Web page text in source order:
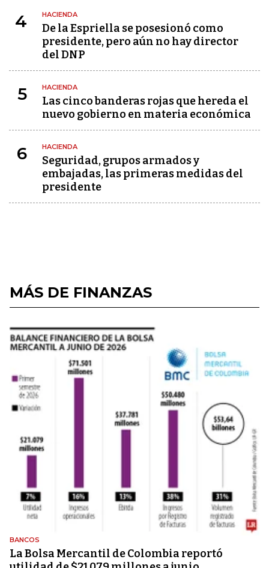
4 HACIENDA
De la Espriella se posesionó como
presidente, pero aún no hay director
del DNP
5 HACIENDA
Las cinco banderas rojas que hereda el
nuevo gobierno en materia económica
6 HACIENDA
Seguridad, grupos armados y
embajadas, las primeras medidas del
presidente
MÁS DE FINANZAS
BANCOS
La Bolsa Mercantil de Colombia reportó